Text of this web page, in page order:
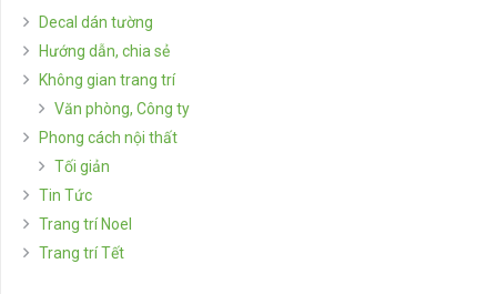
Decal dán tường
Hướng dẫn, chia sẻ
Không gian trang trí
Văn phòng, Công ty
Phong cách nội thất
Tối giản
Tin Tức
Trang trí Noel
Trang trí Tết